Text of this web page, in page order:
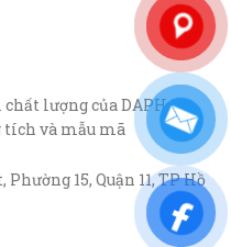
lượng của DAPHA
tích và mẫu mã
15, Quận 11, TP Hồ